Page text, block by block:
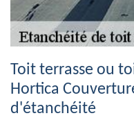
Toit terrasse ou
Hortica
d'étanchéité